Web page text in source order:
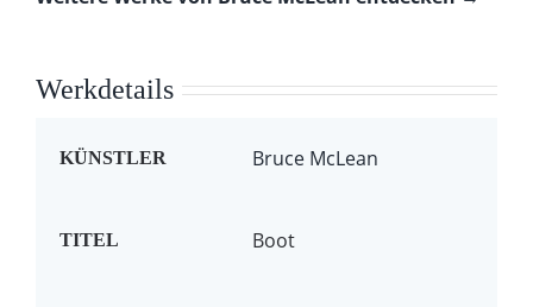
Werkdetails
KÜNSTLER Bruce McLean
TITEL Boot